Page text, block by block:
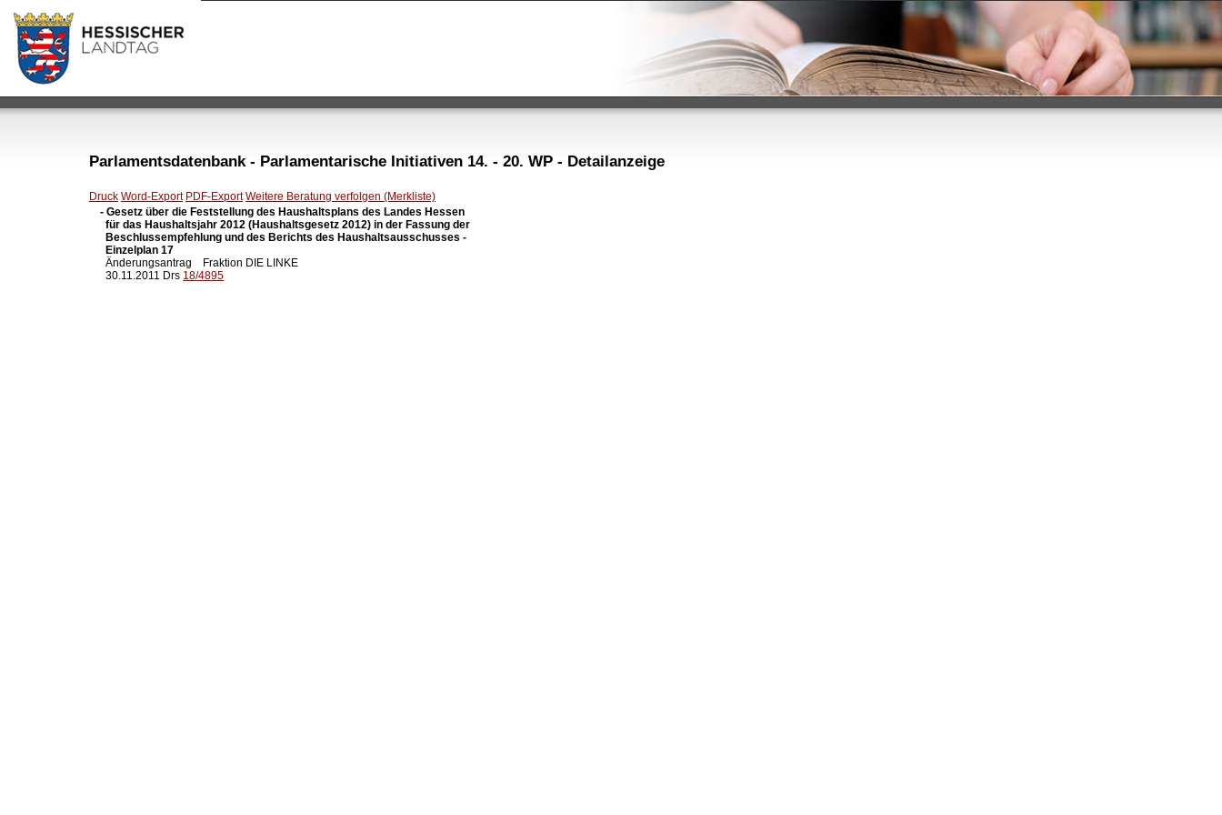
Parlamentsdatenbank - Parlamentarische Initiativen 14. - 20. WP - Detailanzeige
Druck Word-Export PDF-Export Weitere Beratung verfolgen (Merkliste)
- Gesetz über die Feststellung des Haushaltsplans des Landes Hessen
  für das Haushaltsjahr 2012 (Haushaltsgesetz 2012) in der Fassung der
  Beschlussempfehlung und des Berichts des Haushaltsausschusses -
  Einzelplan 17
Änderungsantrag    Fraktion DIE LINKE
  30.11.2011 Drs
18/4895